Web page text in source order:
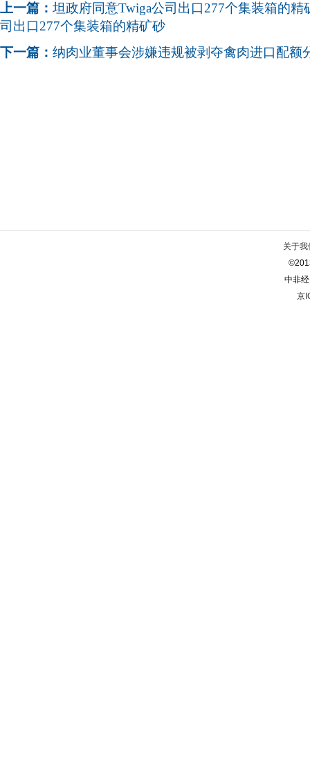
上一篇： 坦政府同意Twiga公司出口277个集装箱的精
司出口277个集装箱的精矿砂
下一篇： 纳肉业董事会涉嫌违规被剥夺禽肉进口配额
关于我
中非
京